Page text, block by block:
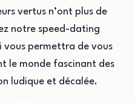
vertus n’ont plus de
notre speed-dating
vous permettra de vous
le monde fascinant des
ludique et décalée.